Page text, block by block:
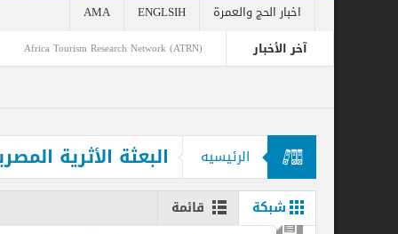
اخبار الحج والعمرة
ENGLSIH
AMA
Africa Tourism Research Network (ATRN) launching in رئيس قبرص يزور
East
الرئيسيه البعثة الأثرية المصرية
قائمة